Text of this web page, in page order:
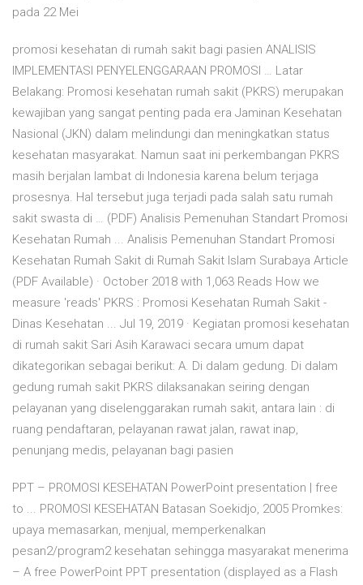
pada 22 Mei
promosi kesehatan di rumah sakit bagi pasien ANALISIS
IMPLEMENTASI PENYELENGGARAAN PROMOSI … Latar
Belakang: Promosi kesehatan rumah sakit (PKRS) merupakan
kewajiban yang sangat penting pada era Jaminan Kesehatan
Nasional (JKN) dalam melindungi dan meningkatkan status
kesehatan masyarakat. Namun saat ini perkembangan PKRS
masih berjalan lambat di Indonesia karena belum terjaga
prosesnya. Hal tersebut juga terjadi pada salah satu rumah
sakit swasta di … (PDF) Analisis Pemenuhan Standart Promosi
Kesehatan Rumah ... Analisis Pemenuhan Standart Promosi
Kesehatan Rumah Sakit di Rumah Sakit Islam Surabaya Article
(PDF Available) · October 2018 with 1,063 Reads How we
measure 'reads' PKRS : Promosi Kesehatan Rumah Sakit -
Dinas Kesehatan ... Jul 19, 2019 · Kegiatan promosi kesehatan
di rumah sakit Sari Asih Karawaci secara umum dapat
dikategorikan sebagai berikut: A. Di dalam gedung. Di dalam
gedung rumah sakit PKRS dilaksanakan seiring dengan
pelayanan yang diselenggarakan rumah sakit, antara lain : di
ruang pendaftaran, pelayanan rawat jalan, rawat inap,
penunjang medis, pelayanan bagi pasien
PPT – PROMOSI KESEHATAN PowerPoint presentation | free
to ... PROMOSI KESEHATAN Batasan Soekidjo, 2005 Promkes:
upaya memasarkan, menjual, memperkenalkan
pesan2/program2 kesehatan sehingga masyarakat menerima
– A free PowerPoint PPT presentation (displayed as a Flash